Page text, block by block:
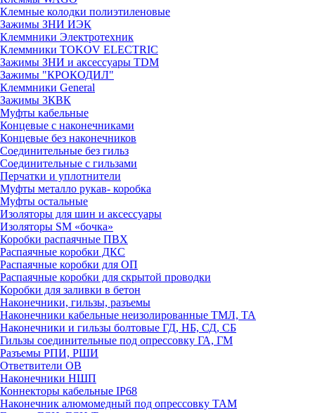
Клемные колодки полиэтиленовые
Зажимы ЗНИ ИЭК
Клеммники Электротехник
Клеммники TOKOV ELECTRIC
Зажимы ЗНИ и аксессуары TDM
Зажимы "КРОКОДИЛ"
Клеммники General
Зажимы 3КВК
Муфты кабельные
Концевые с наконечниками
Концевые без наконечников
Соединительные без гильз
Соединительные с гильзами
Перчатки и уплотнители
Муфты металло рукав- коробка
Муфты остальные
Изоляторы для шин и аксессуары
Изоляторы SM «бочка»
Коробки распаячные ПВХ
Распаячные коробки ДКС
Распаячные коробки для ОП
Распаячные коробки для скрытой проводки
Коробки для заливки в бетон
Наконечники, гильзы, разъемы
Наконечники кабельные неизолированные ТМЛ, ТА
Наконечники и гильзы болтовые ГД, НБ, СД, СБ
Гильзы соединительные под опрессовку ГА, ГМ
Разъемы РПИ, РШИ
Ответвители ОВ
Наконечники НШП
Коннекторы кабельные IP68
Наконечник алюмомедный под опрессовку ТАМ